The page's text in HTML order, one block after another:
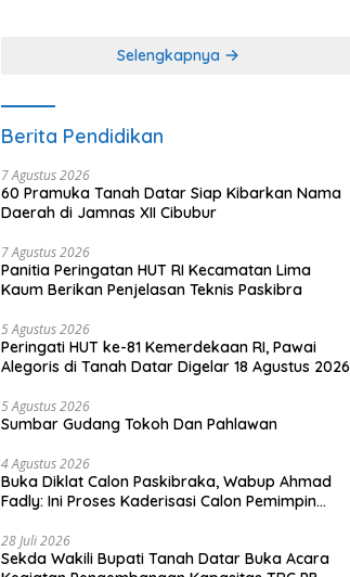
Selengkapnya
Berita Pendidikan
7 Agustus 2026
60 Pramuka Tanah Datar Siap Kibarkan Nama
Daerah di Jamnas XII Cibubur
7 Agustus 2026
Panitia Peringatan HUT RI Kecamatan Lima
Kaum Berikan Penjelasan Teknis Paskibra
5 Agustus 2026
Peringati HUT ke-81 Kemerdekaan RI, Pawai
Alegoris di Tanah Datar Digelar 18 Agustus 2026
5 Agustus 2026
Sumbar Gudang Tokoh Dan Pahlawan
4 Agustus 2026
Buka Diklat Calon Paskibraka, Wabup Ahmad
Fadly: Ini Proses Kaderisasi Calon Pemimpin
28 Juli 2026
Sekda Wakili Bupati Tanah Datar Buka Acara